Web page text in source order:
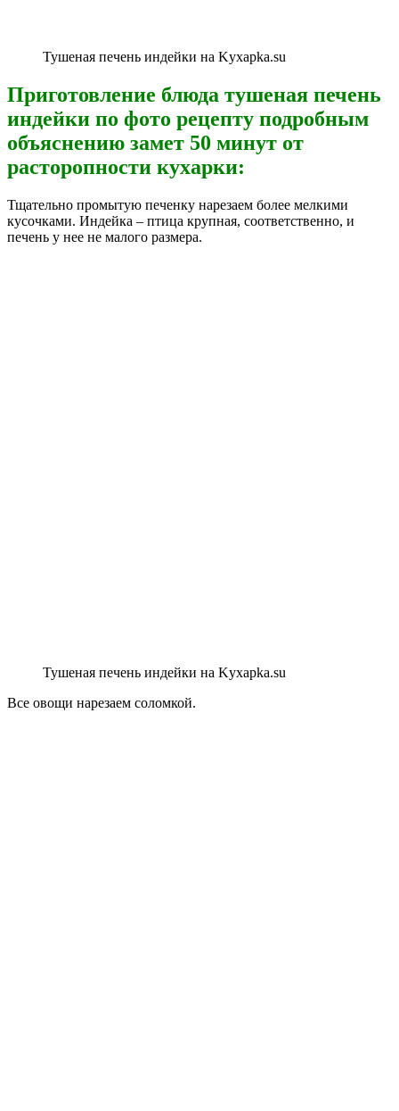
Тушеная печень индейки на Kyxapka.su
Приготовление блюда тушеная печень
индейки по фото рецепту подробным
объяснению замет 50 минут от
расторопности кухарки:
Тщательно промытую печенку нарезаем более мелкими
кусочками. Индейка – птица крупная, соответственно, и
печень у нее не малого размера.
Тушеная печень индейки на Kyxapka.su
Все овощи нарезаем соломкой.